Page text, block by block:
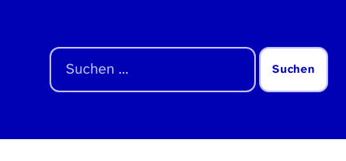
Auf der Seite suchen
Suchen nach: